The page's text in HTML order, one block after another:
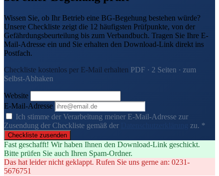
Wissen Sie, ob Ihr Betrieb eine BG-Begehung bestehen würde?
Unsere Checkliste zeigt die 12 häufigsten Prüfpunkte, von der
Gefährdungsbeurteilung bis zum Verbandbuch. Tragen Sie Ihre E-
Mail-Adresse ein und Sie erhalten den Download-Link direkt ins
Postfach.
Checkliste kostenlos per E-Mail erhalten PDF · 2 Seiten · zum
Selbst-Abhaken
Website
E-Mail-Adresse
Ich stimme der Verarbeitung meiner E-Mail-Adresse zur
Zusendung der Checkliste gemäß der
zu. *
Checkliste zusenden
Fast geschafft! Wir haben Ihnen den Download-Link geschickt.
Bitte prüfen Sie auch Ihren Spam-Ordner.
Das hat leider nicht geklappt. Rufen Sie uns gerne an: 0231-
5676751